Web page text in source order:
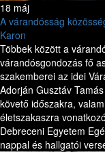
18 máj
A várandósság
Karon
Többek között a
várandósgondozás fő
szakemberei az idei
Adorján Gusztáv
követő időszakra,
életszakaszra
Debreceni Egyetem
nappal és hallgatói